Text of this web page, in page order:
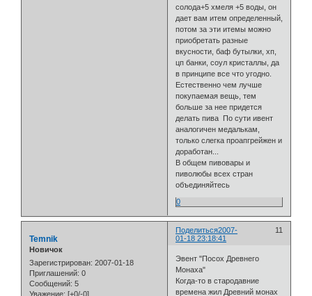
солода+5 хмеля +5 воды, он
дает вам итем определенный,
потом за эти итемы можно
приобретать разные
вкусности, баф бутылки, хп,
цп банки, соул кристаллы, да
в принципе все что угодно.
Естественно чем лучше
покупаемая вещь, тем
больше за нее придется
делать пива По сути ивент
аналогичен медалькам,
только слегка проапгрейжен и
доработан...
В общем пивовары и
пиволюбы всех стран
объединяйтесь
0
Поделиться 11
2007-
01-18 23:18:41
Temnik
Новичок
Зарегистрирован: 2007-01-18
Приглашений: 0
Сообщений: 5
Уважение: [+0/-0]
Эвент "Посох Древнего
Монаха"
Когда-то в стародавние
времена жил Древний монах